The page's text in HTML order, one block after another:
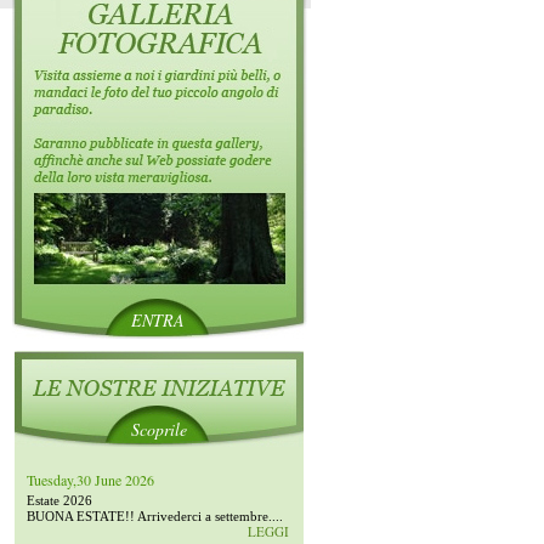
ENTRA
Scoprile
Tuesday,30 June 2026
Estate 2026
BUONA ESTATE!! Arrivederci a settembre....
LEGGI